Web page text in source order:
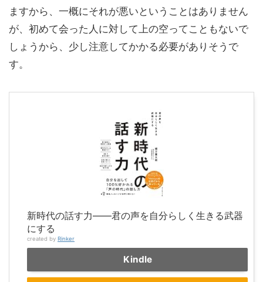
ますから、一概にそれが悪いということはありません
が、初めて会った人に対して上の空ってこともないで
しょうから、少し注意してかかる必要がありそうで
す。
新時代の話す力――君の声を自分らしく生きる武器
にする
created by Rinker
Kindle